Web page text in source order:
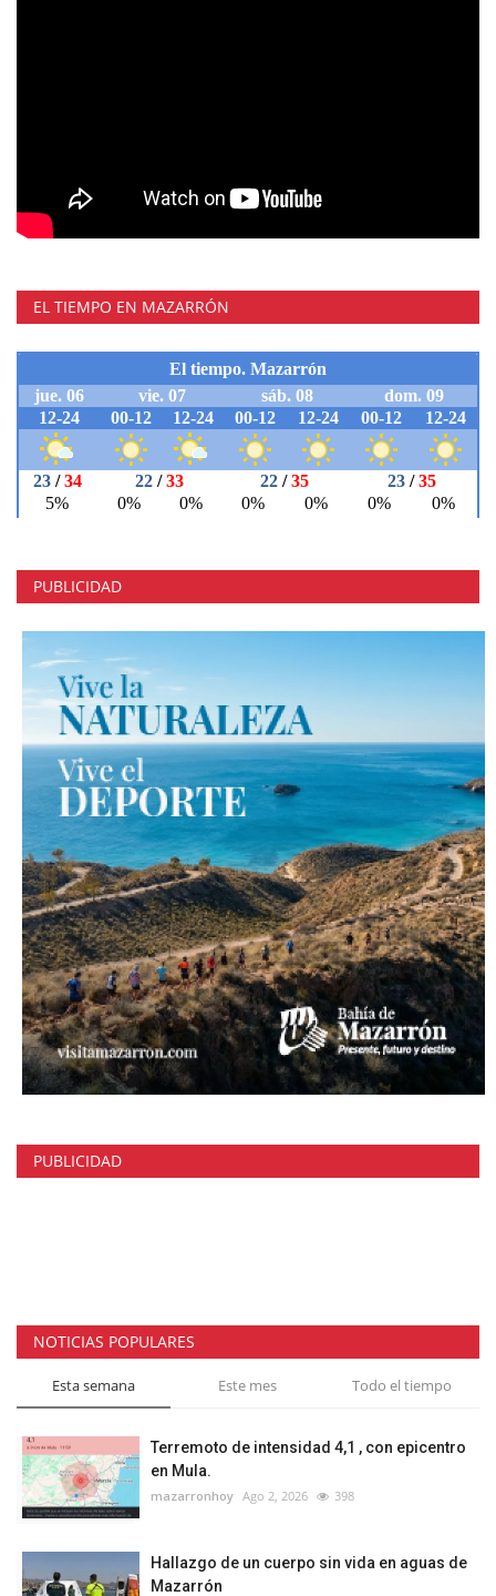
EL TIEMPO EN MAZARRÓN
PUBLICIDAD
PUBLICIDAD
NOTICIAS POPULARES
Esta semana Este mes Todo el tiempo
Terremoto de intensidad 4,1 , con epicentro
en Mula.
mazarronhoy Ago 2, 2026 398
Hallazgo de un cuerpo sin vida en aguas de
Mazarrón